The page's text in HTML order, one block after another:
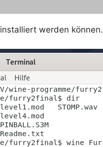
werden können.